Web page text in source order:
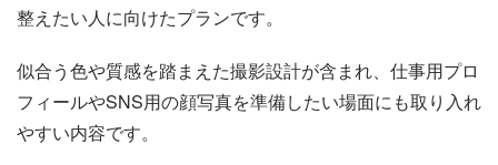
整えたい人に向けたプランです。
似合う色や質感を踏まえた撮影設計が含まれ、仕事用プロ
フィールやSNS用の顔写真を準備したい場面にも取り入れ
やすい内容です。